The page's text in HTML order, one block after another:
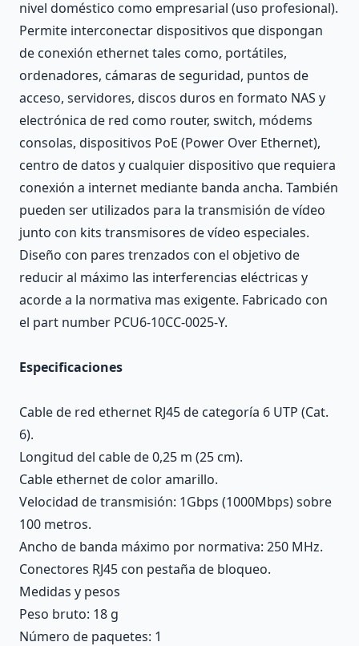
nivel doméstico como empresarial (uso profesional).
Permite interconectar dispositivos que dispongan
de conexión ethernet tales como, portátiles,
ordenadores, cámaras de seguridad, puntos de
acceso, servidores, discos duros en formato NAS y
electrónica de red como router, switch, módems
consolas, dispositivos PoE (Power Over Ethernet),
centro de datos y cualquier dispositivo que requiera
conexión a internet mediante banda ancha. También
pueden ser utilizados para la transmisión de vídeo
junto con kits transmisores de vídeo especiales.
Diseño con pares trenzados con el objetivo de
reducir al máximo las interferencias eléctricas y
acorde a la normativa mas exigente. Fabricado con
el part number PCU6-10CC-0025-Y.
Especificaciones
Cable de red ethernet RJ45 de categoría 6 UTP (Cat.
6).
Longitud del cable de 0,25 m (25 cm).
Cable ethernet de color amarillo.
Velocidad de transmisión: 1Gbps (1000Mbps) sobre
100 metros.
Ancho de banda máximo por normativa: 250 MHz.
Conectores RJ45 con pestaña de bloqueo.
Medidas y pesos
Peso bruto: 18 g
Número de paquetes: 1